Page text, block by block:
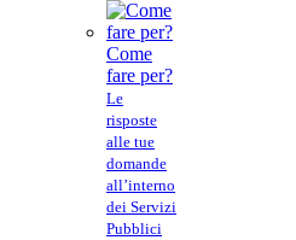
Come
fare per?
Le
risposte
alle tue
domande
all’interno
dei Servizi
Pubblici